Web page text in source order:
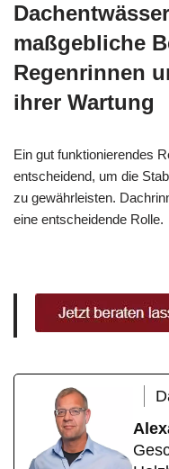
maßgebliche
Regenrinnen
ihrer Wartung
Ein gut funktionierendes
entscheidend, um die
zu gewährleisten.
eine entscheidende Rolle.